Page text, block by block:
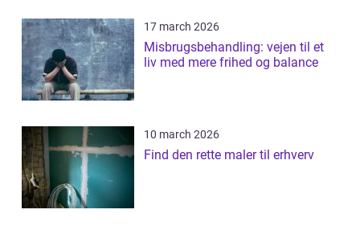
17 march 2026
Misbrugsbehandling: vejen til et
liv med mere frihed og balance
10 march 2026
Find den rette maler til erhverv